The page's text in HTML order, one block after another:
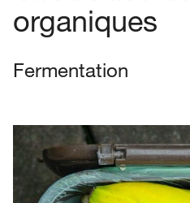
organiques
Fermentation